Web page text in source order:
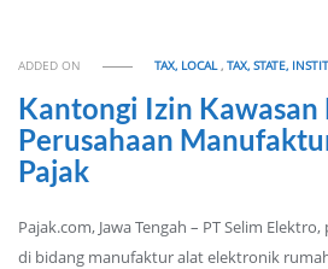
ADDED ON TAX, LOCAL,TAX, STATE,
Kantongi Izin
Perusahaan
Pajak
Pajak.com, Jawa Tengah – PT Selim
di bidang manufaktur alat elektronik